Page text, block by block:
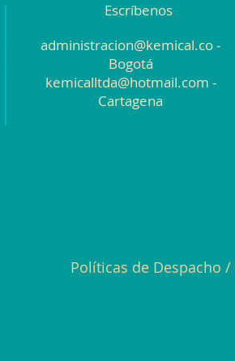
Escríbenos
administracion@kemical.co-
Bogotá
kemicalltda@hotmail.com -
Cartagena
Políticas de Despacho /